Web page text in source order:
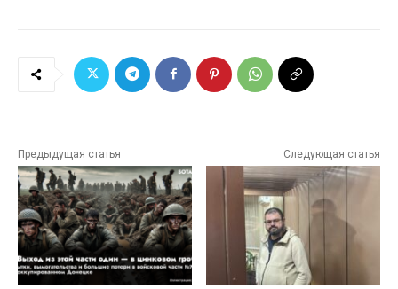
Предыдущая статья Следующая статья